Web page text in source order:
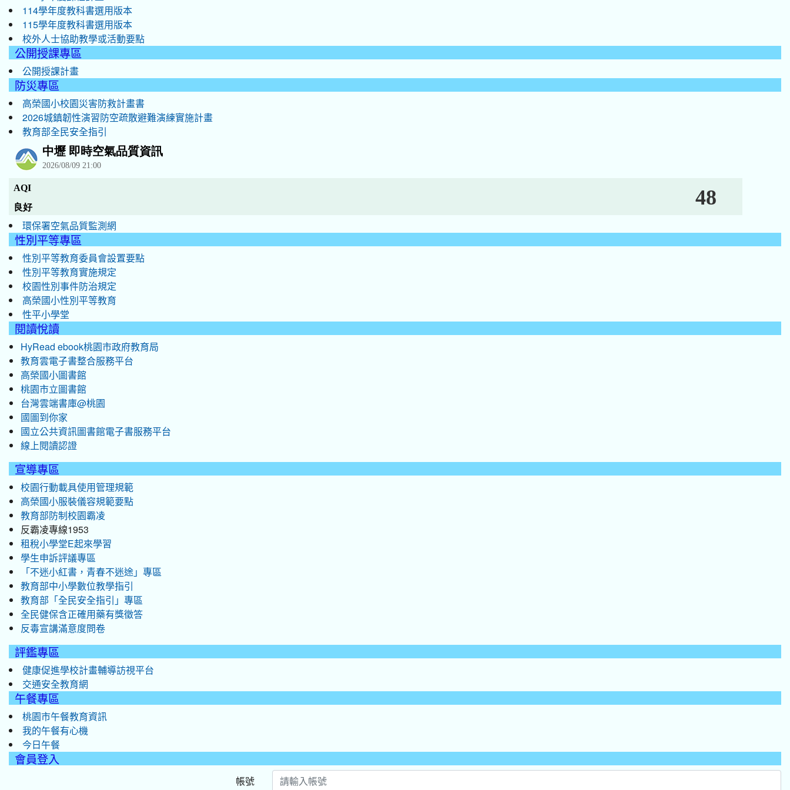
114學年度教科書選用版本
115學年度教科書選用版本
校外人士協助教學或活動要點
公開授課專區
公開授課計畫
防災專區
高榮國小校園災害防救計畫書
2026城鎮韌性演習防空疏散避難演練實施計畫
教育部全民安全指引
環保署空氣品質監測網
性別平等專區
性別平等教育委員會設置要點
性別平等教育實施規定
校園性別事件防治規定
高榮國小性別平等教育
性平小學堂
閱讀悅讀
HyRead ebook桃園市政府教育局
教育雲電子書整合服務平台
高榮國小圖書館
桃園市立圖書館
台灣雲端書庫@桃園
國圖到你家
國立公共資訊圖書館電子書服務平台
線上閱讀認證
宣導專區
校園行動載具使用管理規範
高榮國小服裝儀容規範要點
教育部防制校園霸凌
反霸凌專線1953
租稅小學堂E起來學習
學生申訴評議專區
「不迷小紅書，青春不迷途」專區
教育部中小學數位教學指引
教育部「全民安全指引」專區
全民健保含正確用藥有獎徵答
反毒宣講滿意度問卷
評鑑專區
健康促進學校計畫輔導訪視平台
交通安全教育網
午餐專區
桃園市午餐教育資訊
我的午餐有心機
今日午餐
會員登入
帳號